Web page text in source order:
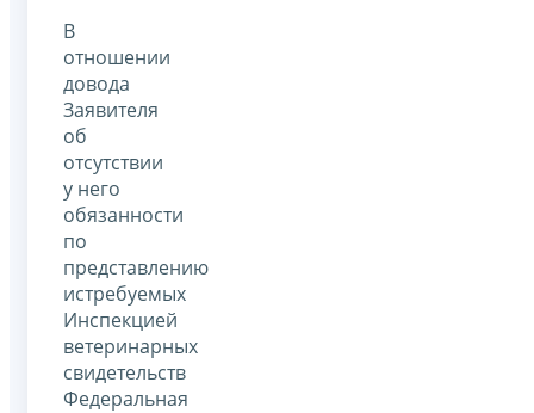
В
отношении
довода
Заявителя
об
отсутствии
у него
обязанности
по
представлению
истребуемых
Инспекцией
ветеринарных
свидетельств
Федеральная